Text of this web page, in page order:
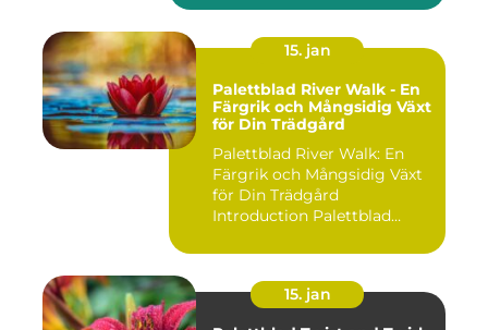
15. jan
Palettblad River Walk - En
Färgrik och Mångsidig Växt
för Din Trädgård
Palettblad River Walk: En
Färgrik och Mångsidig Växt
för Din Trädgård
Introduction Palettblad
15. jan